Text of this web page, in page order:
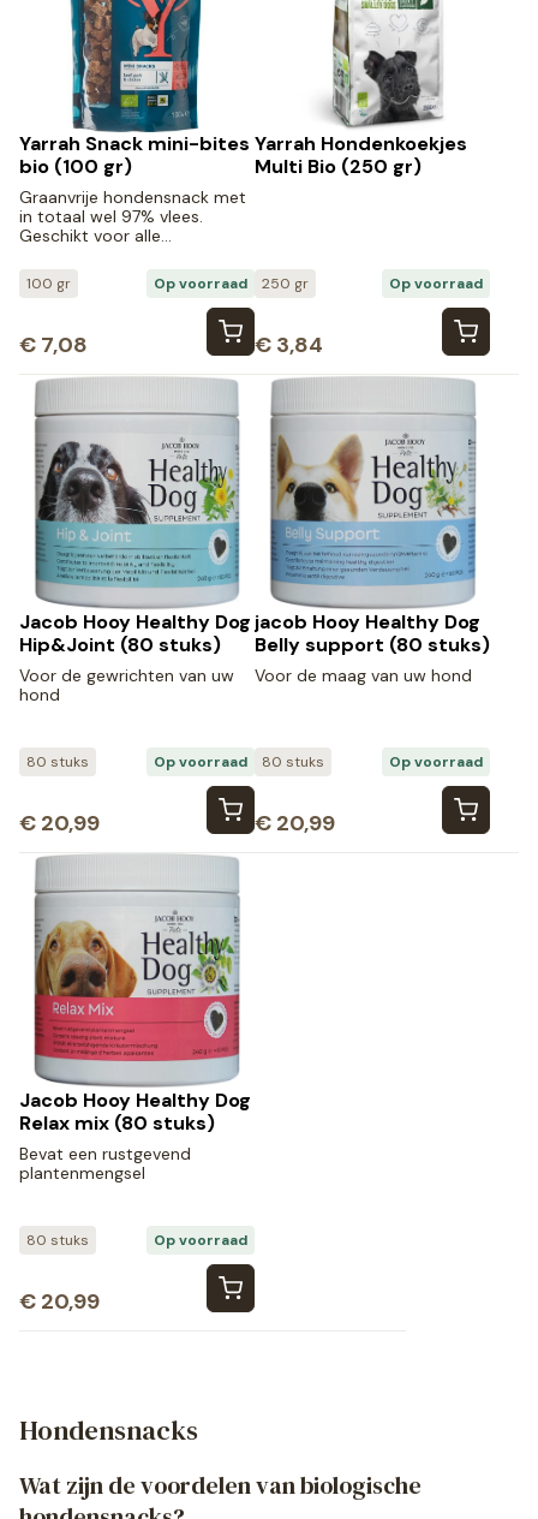
Yarrah Snack mini-bites
bio (100 gr)
Graanvrije hondensnack met
in totaal wel 97% vlees.
Geschikt voor alle…
100 gr Op voorraad
€ 7,08
Yarrah Hondenkoekjes
Multi Bio (250 gr)
250 gr Op voorraad
€ 3,84
Jacob Hooy Healthy Dog
Hip&Joint (80 stuks)
Voor de gewrichten van uw
hond
80 stuks Op voorraad
€ 20,99
jacob Hooy Healthy Dog
Belly support (80 stuks)
Voor de maag van uw hond
80 stuks Op voorraad
€ 20,99
Jacob Hooy Healthy Dog
Relax mix (80 stuks)
Bevat een rustgevend
plantenmengsel
80 stuks Op voorraad
€ 20,99
Hondensnacks
Wat zijn de voordelen van biologische